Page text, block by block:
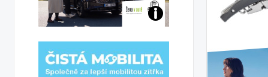
Jaké
ženy-